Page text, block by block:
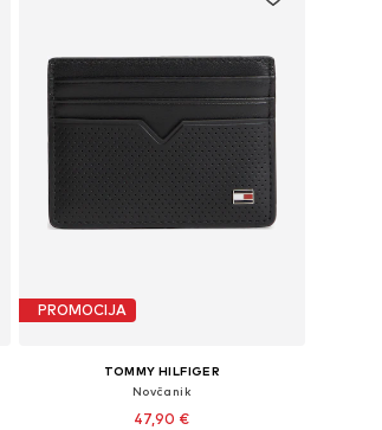
PROMOCIJA
TOMMY HILFIGER
Novčanik
47,90 €